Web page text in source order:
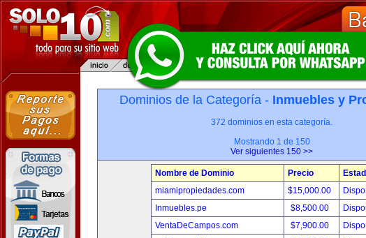
Dominios de la Categoría - Inmuebles y
372 dominios en esta categoría.
Mostrando 1 de 150
Ver siguientes 150 >>
Nombre de Dominio Precio
miamipropiedades.com
$15,000.00
Inmuebles.pe
$8,500.00
VentaDeCampos.com
$7,900.00